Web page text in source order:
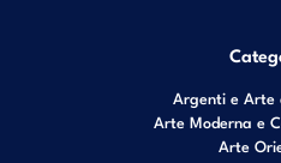
Argenti e Arte
Arte Moderna e
Arte